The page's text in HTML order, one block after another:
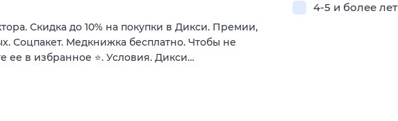
Скидка до 10% на покупки в Дикси. Премии,
Соцпакет. Медкнижка бесплатно. Чтобы не
ее в избранное ⭐. Условия. Дикси…
4-5 и более лет